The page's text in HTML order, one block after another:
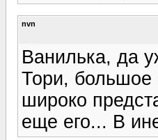
nvn
Ванилька, да
Тори, большое
широко
еще его... В